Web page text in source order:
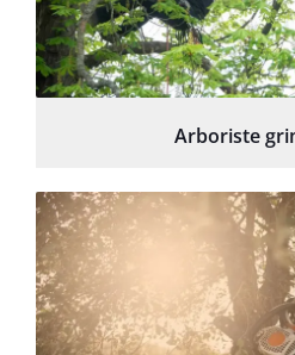
Arboriste